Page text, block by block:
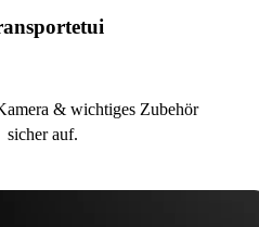
& wichtiges Zubehör
sicher auf.